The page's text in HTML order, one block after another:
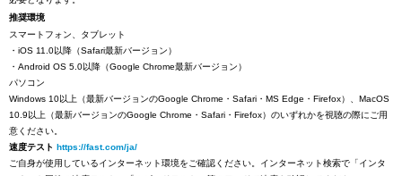
推奨環境
スマートフォン、タブレット
・iOS 11.0以降（Safari最新バージョン）
・Android OS 5.0以降（Google Chrome最新バージョン）
パソコン
Windows 10以上（最新バージョンのGoogle Chrome・Safari・MS Edge・Firefox）、MacOS
10.9以上（最新バージョンのGoogle Chrome・Safari・Firefox）のいずれかを視聴の際にご用
意ください。
速度テスト https://fast.com/ja/
ご自身が使用しているインターネット環境をご確認ください。インターネット検索で「インタ